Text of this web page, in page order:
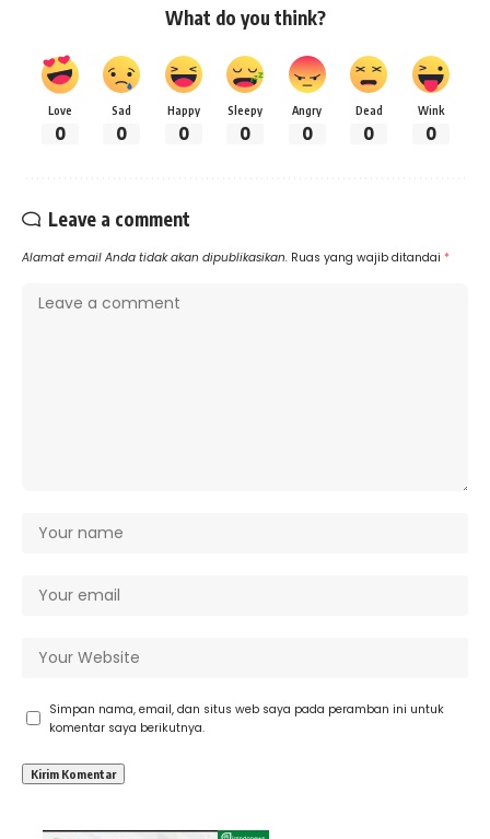
What do you think?
Love
0
Sad
0
Happy
0
Sleepy
0
Angry
0
Dead
0
Wink
0
Leave a comment
Alamat email Anda tidak akan dipublikasikan. Ruas yang wajib ditandai *
Simpan nama, email, dan situs web saya pada peramban ini untuk
komentar saya berikutnya.